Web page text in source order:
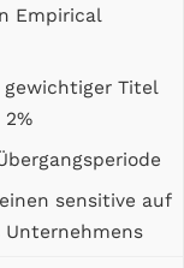
Empirical
gewichtiger Titel
sensitive auf
Unternehmens